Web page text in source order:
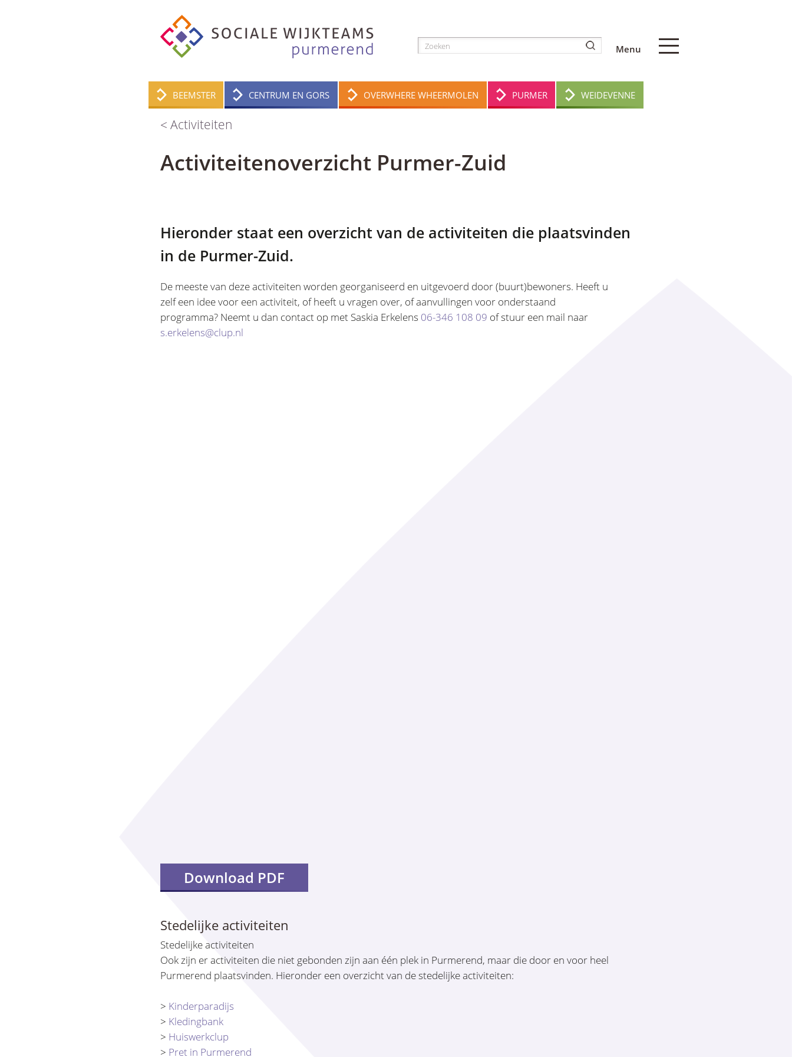
Menu
BEEMSTER CENTRUM EN GORS OVERWHERE WHEERMOLEN PURMER WEIDEVENNE
Activiteiten
Activiteitenoverzicht Purmer-Zuid
Hieronder staat een overzicht van de activiteiten die plaatsvinden
in de Purmer-Zuid.
De meeste van deze activiteiten worden georganiseerd en uitgevoerd door (buurt)bewoners. Heeft u
zelf een idee voor een activiteit, of heeft u vragen over, of aanvullingen voor onderstaand
programma? Neemt u dan contact op met Saskia Erkelens 06-346 108 09 of stuur een mail naar
s.erkelens@clup.nl
Download PDF
Stedelijke activiteiten
Stedelijke activiteiten
Ook zijn er activiteiten die niet gebonden zijn aan één plek in Purmerend, maar die door en voor heel
Purmerend plaatsvinden. Hieronder een overzicht van de stedelijke activiteiten:
> Kinderparadijs
> Kledingbank
> Huiswerkclup
> Pret in Purmerend